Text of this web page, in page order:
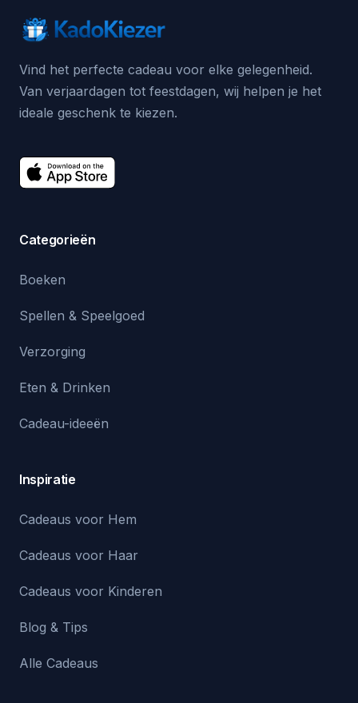
Vind het perfecte cadeau voor elke gelegenheid.
Van verjaardagen tot feestdagen, wij helpen je het
ideale geschenk te kiezen.
Categorieën
Boeken
Spellen & Speelgoed
Verzorging
Eten & Drinken
Cadeau-ideeën
Inspiratie
Cadeaus voor Hem
Cadeaus voor Haar
Cadeaus voor Kinderen
Blog & Tips
Alle Cadeaus